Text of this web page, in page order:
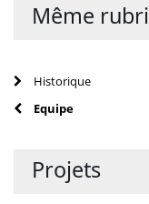
Même
Historique
Equipe
Projets